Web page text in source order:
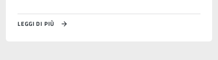
LEGGI DI PIÙ